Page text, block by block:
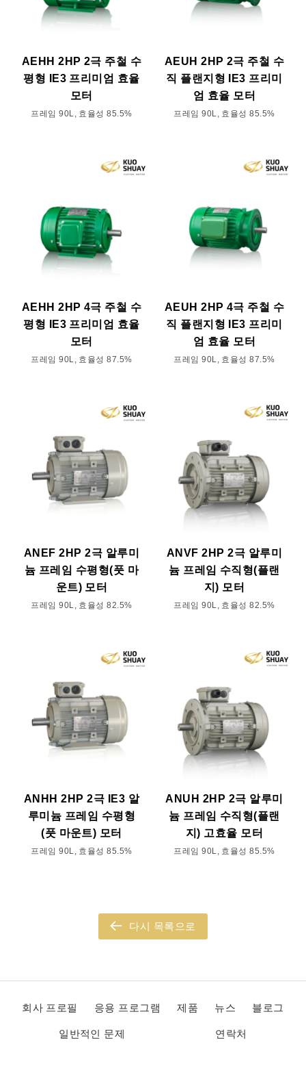
AEHH 2HP 2극 주철 수
평형 IE3 프리미엄 효율
모터
프레임 90L, 효율성 85.5%
AEUH 2HP 2극 주철 수
직 플랜지형 IE3 프리미
엄 효율 모터
프레임 90L, 효율성 85.5%
AEHH 2HP 4극 주철 수
평형 IE3 프리미엄 효율
모터
프레임 90L, 효율성 87.5%
AEUH 2HP 4극 주철 수
직 플랜지형 IE3 프리미
엄 효율 모터
프레임 90L, 효율성 87.5%
ANEF 2HP 2극 알루미
늄 프레임 수평형(풋 마
운트) 모터
프레임 90L, 효율성 82.5%
ANVF 2HP 2극 알루미
늄 프레임 수직형(플랜
지) 모터
프레임 90L, 효율성 82.5%
ANHH 2HP 2극 IE3 알
루미늄 프레임 수평형
(풋 마운트) 모터
프레임 90L, 효율성 85.5%
ANUH 2HP 2극 알루미
늄 프레임 수직형(플랜
지) 고효율 모터
프레임 90L, 효율성 85.5%
다시 목록으로
회사 프로필 응용 프로그램 제품 뉴스 블로그
일반적인 문제 연락처